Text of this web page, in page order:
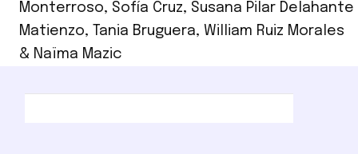
Monterroso, Sofía Cruz, Susana Pilar Delahante
Matienzo, Tania Bruguera, William Ruiz Morales
& Naïma Mazic